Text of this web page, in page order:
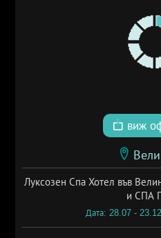
виж
Луксозен Спа Хотел във
и СПА
Дата: 28.07 -